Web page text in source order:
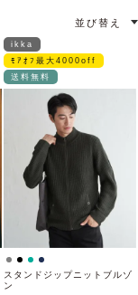
並び替え
ikka
ﾓｱｵﾌ最大4000off
送料無料
スタンドジップニットブルゾ
ン